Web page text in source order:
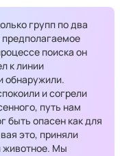
групп по два
предполагаемое
поиска он
к линии
обнаружили.
и согрели
путь нам
быть опасен как для
это, приняли
животное. Мы